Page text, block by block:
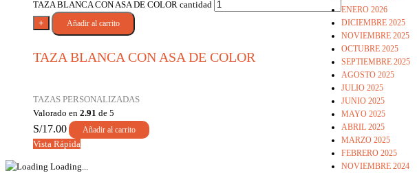
TAZA BLANCA CON ASA DE COLOR cantidad
+
Añadir al carrito
TAZA BLANCA CON ASA DE COLOR
TAZAS PERSONALIZADAS
Valorado en 2.91 de 5
S/17.00 Añadir al carrito
Vista Rápida
Loading...
ENERO 2026
DICIEMBRE 2025
NOVIEMBRE 2025
OCTUBRE 2025
SEPTIEMBRE 2025
AGOSTO 2025
JULIO 2025
JUNIO 2025
MAYO 2025
ABRIL 2025
MARZO 2025
FEBRERO 2025
NOVIEMBRE 2024